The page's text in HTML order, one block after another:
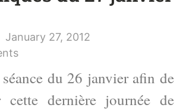
January 27, 2012
du 26 janvier afin de
cette dernière journée de